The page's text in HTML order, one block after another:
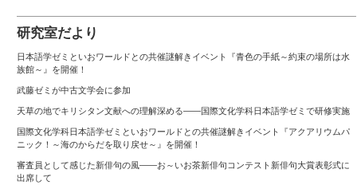
研究室だより
日本語学ゼミといおワールドとの共催謎解きイベント『青色の手紙～約束の場所は水
族館～』を開催！
武藤ゼミが中古文学会に参加
天草の地でキリシタン文献への理解深める――国際文化学科日本語学ゼミで研修実施
国際文化学科日本語学ゼミといおワールドとの共催謎解きイベント『アクアリウムパ
ニック！～海のからだを取り戻せ～』を開催！
審査員として感じた新俳句の風――お～いお茶新俳句コンテスト新俳句大賞表彰式に
出席して